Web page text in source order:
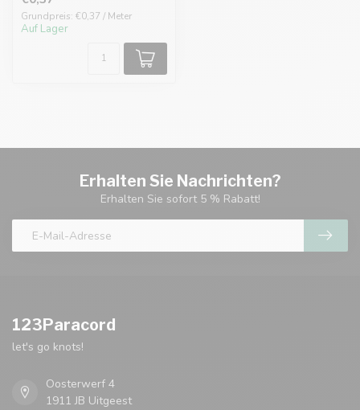
Grundpreis: €0,37 / Meter
Auf Lager
Erhalten Sie Nachrichten?
Erhalten Sie sofort 5 % Rabatt!
123Paracord
let's go knots!
Oosterwerf 4
1911 JB Uitgeest